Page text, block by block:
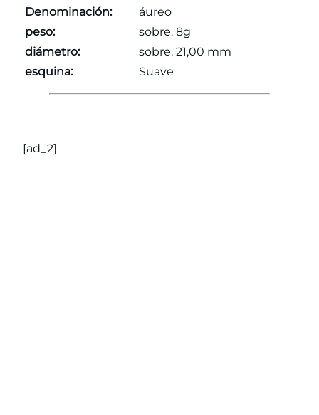
Denominación:
áureo
peso:
sobre. 8g
diámetro:
sobre. 21,00 mm
esquina:
Suave
[ad_2]